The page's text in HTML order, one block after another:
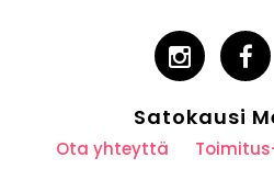
Satokausi
Ota yhteyttä